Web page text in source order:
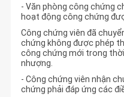
- Văn phòng công chứng
hoạt động công chứng
Công chứng viên đã
chứng không được phép
công chứng mới trong
nhượng.
- Công chứng viên nhận
chứng phải đáp ứng các